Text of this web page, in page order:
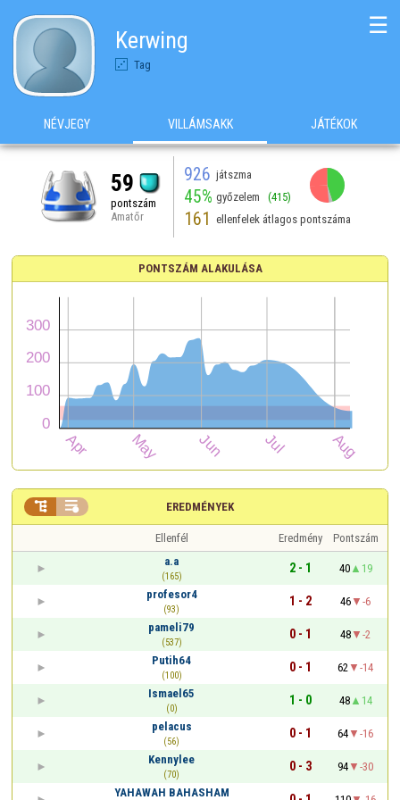
Kerwing
Tag
☰
NÉVJEGY VILLÁMSAKK JÁTÉKOK
59
pontszám
Amatőr
926 játszma
45% győzelem (415)
161 ellenfelek átlagos pontszáma
PONTSZÁM ALAKULÁSA
EREDMÉNYEK
 
Ellenfél Eredmény
Pontszám
a.a
(165)
2 - 1 40
19
profesor4
(93)
1 - 2 46
-6
pameli79
(537)
0 - 1 48
-2
Putih64
(100)
0 - 1 62
-14
Ismael65
(0)
1 - 0 48
14
pelacus
(56)
0 - 1 64
-16
Kennylee
(70)
0 - 3 94
-30
YAHAWAH BAHASHAM